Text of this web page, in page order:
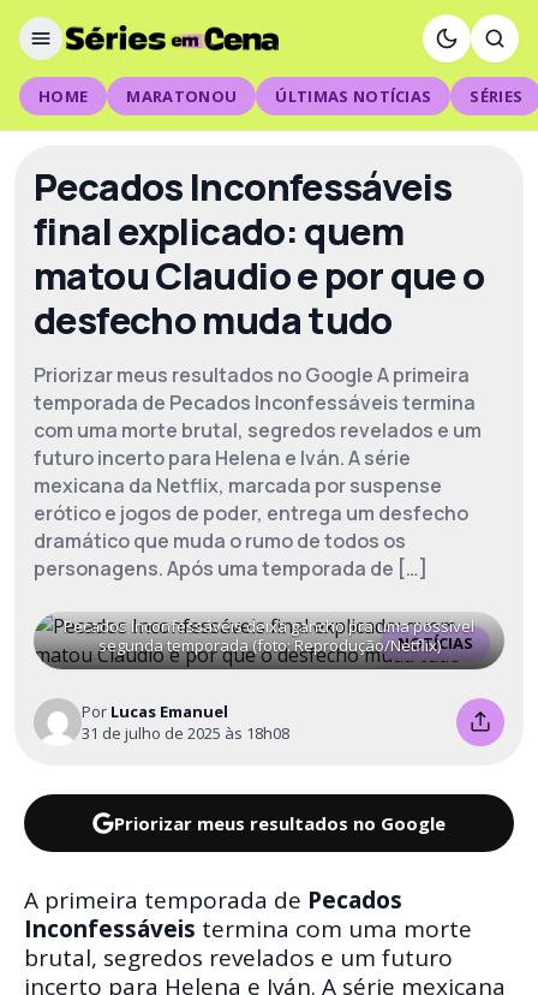
HOME MARATONOU ÚLTIMAS NOTÍCIAS SÉRIES
Pecados Inconfessáveis
final explicado: quem
matou Claudio e por que o
desfecho muda tudo
Priorizar meus resultados no Google A primeira
temporada de Pecados Inconfessáveis termina
com uma morte brutal, segredos revelados e um
futuro incerto para Helena e Iván. A série
mexicana da Netflix, marcada por suspense
erótico e jogos de poder, entrega um desfecho
dramático que muda o rumo de todos os
personagens. Após uma temporada de […]
NOTÍCIAS
Pecados Inconfessáveis deixa gancho pra uma possível
segunda temporada (foto: Reprodução/Netflix)
Por Lucas Emanuel
31 de julho de 2025 às 18h08
Priorizar meus resultados no Google
A primeira temporada de Pecados
Inconfessáveis termina com uma morte
brutal, segredos revelados e um futuro
incerto para Helena e Iván. A série mexicana